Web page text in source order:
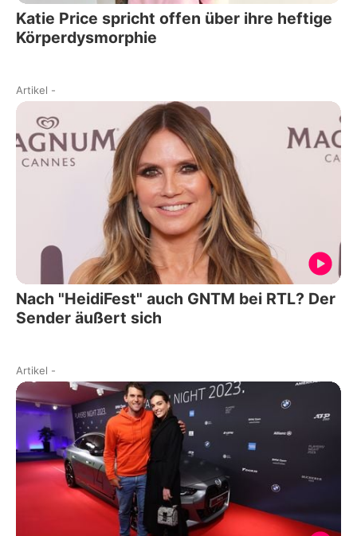
Katie Price spricht offen über ihre heftige
Körperdysmorphie
Artikel -
Nach "HeidiFest" auch GNTM bei RTL? Der
Sender äußert sich
Artikel -